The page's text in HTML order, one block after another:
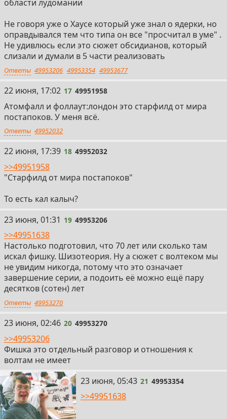
области лудомании
Не говоря уже о Хаусе который уже знал о ядерки, но
оправдывался тем что типа он все "просчитал в уме" .
Не удивлюсь если это сюжет обсидианов, который
слизали и думали в 5 части реализовать
Ответы 49953206 49953354 49953677
17
22 июня, 17:02 17 49951958
Атомфалл и фоллаут:лондон это старфилд от мира
постапоков. У меня всё.
Ответы 49952032
18
22 июня, 17:39 18 49952032
>>49951958
"Старфилд от мира постапоков"
То есть кал калыч?
19
23 июня, 01:31 19 49953206
>>49951638
Настолько подготовил, что 70 лет или сколько там
искал фишку. Шизотеория. Ну а сюжет с волтеком мы
не увидим никогда, потому что это означает
завершение серии, а подоить её можно ещё пару
десятков (сотен) лет
Ответы 49953270
20
23 июня, 02:46 20 49953270
>>49953206
Фишка это отдельный разговор и отношения к
волтам не имеет
21
23 июня, 05:43 21 49953354
>>49951638